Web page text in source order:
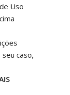
Uso
caso,